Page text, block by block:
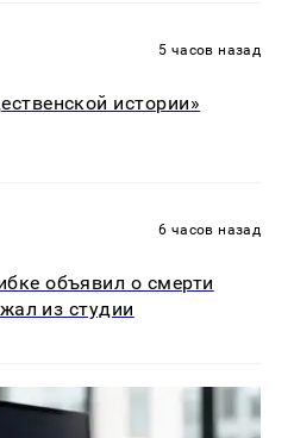
5 часов назад
истории»
6 часов назад
объявил о смерти
из студии